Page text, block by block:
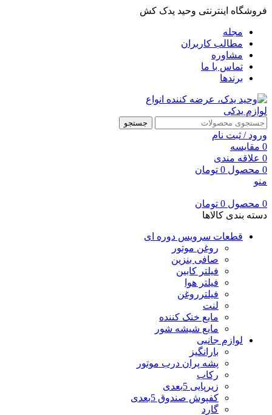
فروشگاه اینترنتی وحید یدک کش
مجله
مطالب کاربران
مشاوره
تماس با ما
برندها
جستجو
ورود / ثبت نام
0 مقایسه
0 علاقه مندی
0 محصول 0 تومان
منو
0 محصول 0 تومان
دسته بندی کالاها
قطعات سرویس دوره ای
روغن موتور
صافی بنزین
فیلتر کابین
فیلتر هوا
فیلترروغن
لنت
مایع خنک کننده
مایع شیشه شور
لوازم جانبی
بارانگیز
پشه پران درب موتور
رکاب
زیرپایی 5بعدی
کفپوش صندوق 5بعدی
گارد